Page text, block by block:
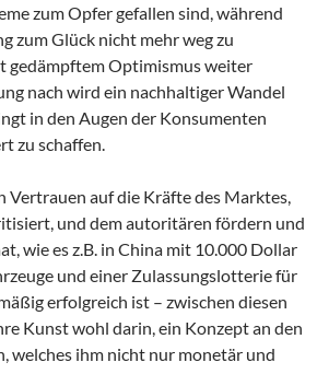
zum Opfer gefallen sind, während
zum Glück nicht mehr weg zu
gedämpftem Optimismus weiter
nach wird ein nachhaltiger Wandel
in den Augen der Konsumenten
zu schaffen.
Vertrauen auf die Kräfte des Marktes,
und dem autoritären fördern und
wie es z.B. in China mit 10.000 Dollar
und einer Zulassungslotterie für
erfolgreich ist – zwischen diesen
Kunst wohl darin, ein Konzept an den
welches ihm nicht nur monetär und